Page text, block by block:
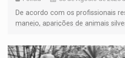
De acordo com os profissionais
manejo, aparições de animais